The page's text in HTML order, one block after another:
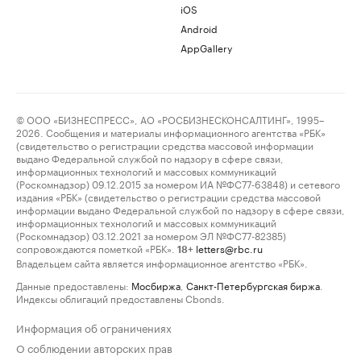
iOS
Android
AppGallery
© ООО «БИЗНЕСПРЕСС», АО «РОСБИЗНЕСКОНСАЛТИНГ», 1995–
2026. Сообщения и материалы информационного агентства «РБК»
(свидетельство о регистрации средства массовой информации
выдано Федеральной службой по надзору в сфере связи,
информационных технологий и массовых коммуникаций
(Роскомнадзор) 09.12.2015 за номером ИА №ФС77-63848) и сетевого
издания «РБК» (свидетельство о регистрации средства массовой
информации выдано Федеральной службой по надзору в сфере связи,
информационных технологий и массовых коммуникаций
(Роскомнадзор) 03.12.2021 за номером ЭЛ №ФС77-82385)
сопровождаются пометкой «РБК».
18+ letters@rbc.ru
Владельцем сайта является информационное агентство «РБК».
Данные предоставлены: Мосбиржа Санкт-Петербургская биржа
Индексы облигаций предоставлены Cbonds.
Информация об ограничениях
О соблюдении авторских прав